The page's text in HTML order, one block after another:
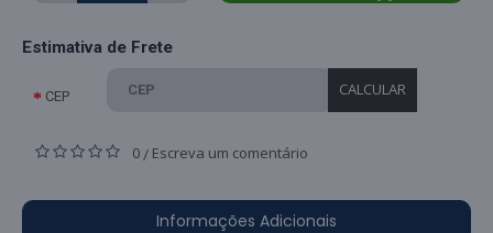
Estimativa de Frete
CEP CALCULAR
0 / Escreva um comentário
Informações Adicionais